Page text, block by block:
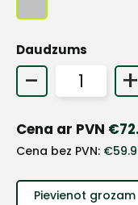
Daudzums
-
Cena ar PVN €
Cena bez PVN: €
Pievienot grozam